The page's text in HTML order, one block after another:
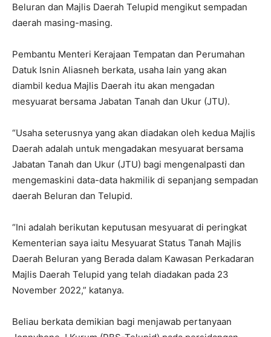
Beluran dan Majlis Daerah Telupid mengikut sempadan
daerah masing-masing.
Pembantu Menteri Kerajaan Tempatan dan Perumahan
Datuk Isnin Aliasneh berkata, usaha lain yang akan
diambil kedua Majlis Daerah itu akan mengadan
mesyuarat bersama Jabatan Tanah dan Ukur (JTU).
“Usaha seterusnya yang akan diadakan oleh kedua Majlis
Daerah adalah untuk mengadakan mesyuarat bersama
Jabatan Tanah dan Ukur (JTU) bagi mengenalpasti dan
mengemaskini data-data hakmilik di sepanjang sempadan
daerah Beluran dan Telupid.
“Ini adalah berikutan keputusan mesyuarat di peringkat
Kementerian saya iaitu Mesyuarat Status Tanah Majlis
Daerah Beluran yang Berada dalam Kawasan Perkadaran
Majlis Daerah Telupid yang telah diadakan pada 23
November 2022,” katanya.
Beliau berkata demikian bagi menjawab pertanyaan